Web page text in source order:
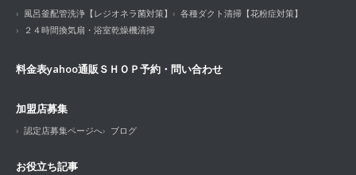
風呂釜配管洗浄【レジオネラ菌対策】
各種ダクト清掃【花粉症対策】
２４時間換気扇・浴室乾燥機清掃
料金表yahoo通販ＳＨＯＰ予約・問い合わせ
加盟店募集
認定店募集ページへ ブログ
お役立ち記事